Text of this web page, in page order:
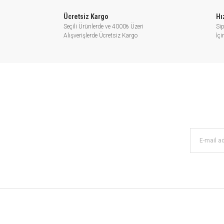
Suyun
meydana gelir. Bundan
kg/metreküp, kinematik
Ücretsiz Kargo
Seçili Ürünlerde ve 4000₺ Üzeri
Alışverişlerde Ücretsiz Kargo